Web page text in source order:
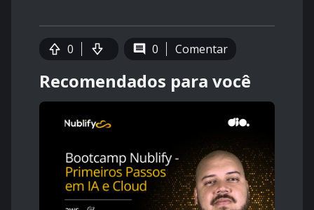
0 0 Comentar
Recomendados para você